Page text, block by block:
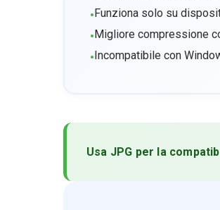
• Funziona solo su
• Migliore compressione
• Incompatibile con
Usa JPG per la